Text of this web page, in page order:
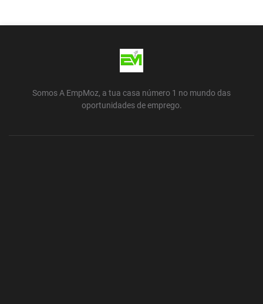
Somos A EmpMoz, a tua casa número 1 no mundo das
oportunidades de emprego.